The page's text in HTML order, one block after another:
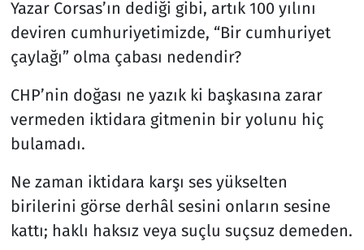
Yazar Corsas’ın dediği gibi, artık 100 yılını
deviren cumhuriyetimizde, “Bir cumhuriyet
çaylağı” olma çabası nedendir?
CHP’nin doğası ne yazık ki başkasına zarar
vermeden iktidara gitmenin bir yolunu hiç
bulamadı.
Ne zaman iktidara karşı ses yükselten
birilerini görse derhâl sesini onların sesine
kattı; haklı haksız veya suçlu suçsuz demeden.